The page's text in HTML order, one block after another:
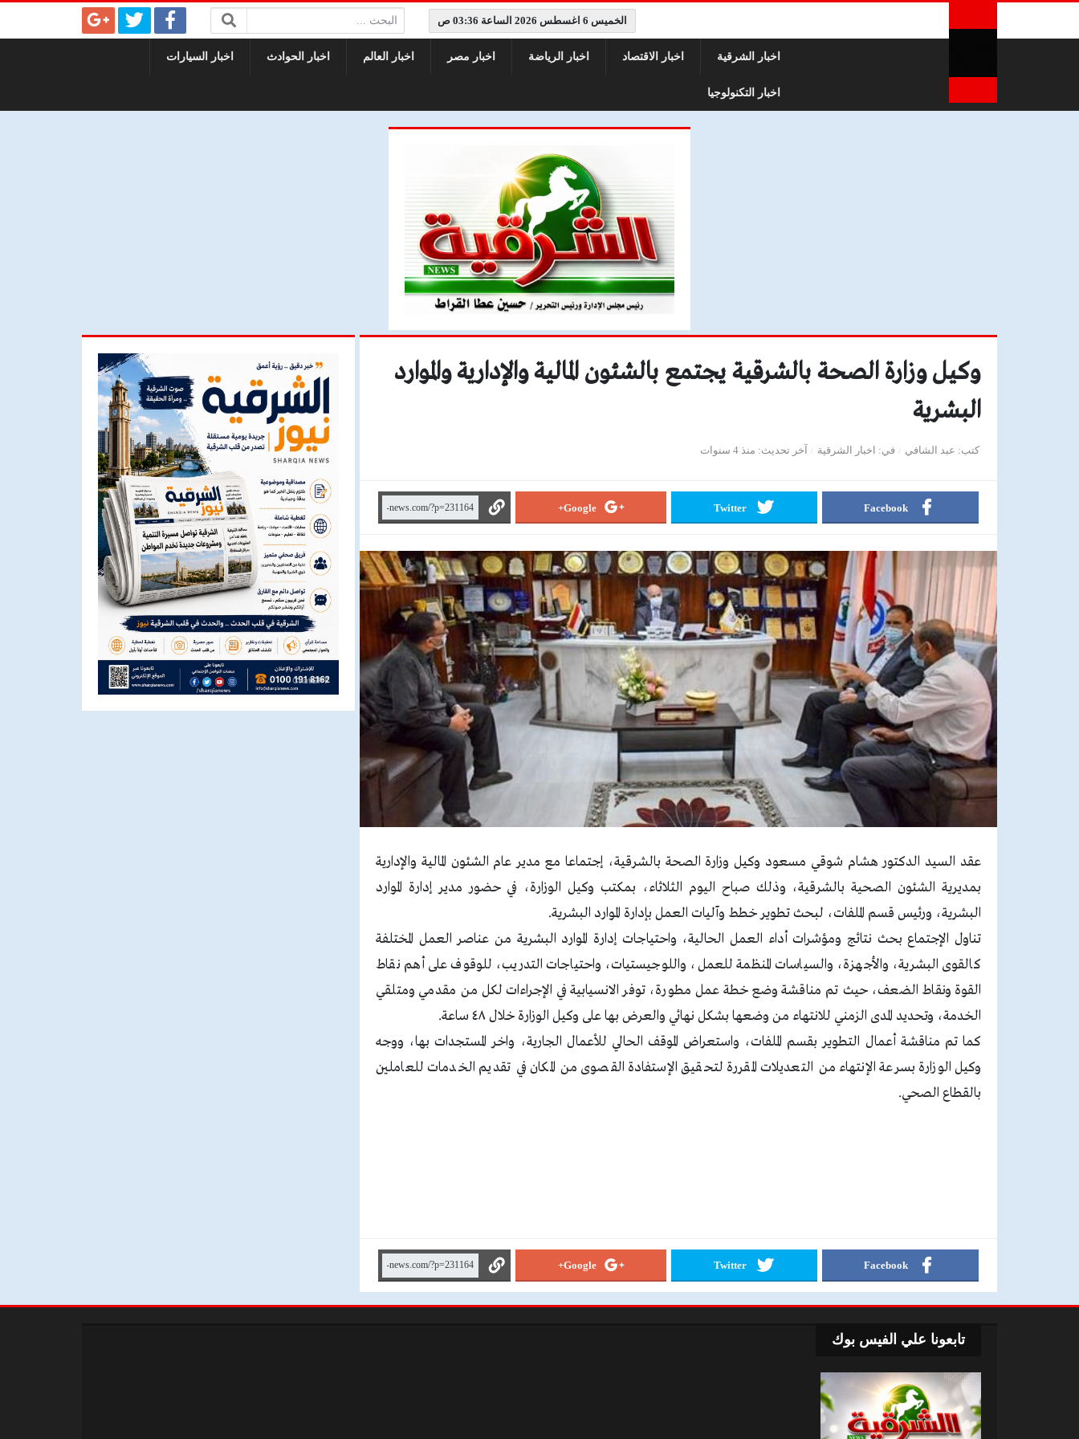
الخميس 6 اغسطس 2026 الساعة 03:36 ص البحث:
اخبار الشرقية اخبار الاقتصاد اخبار الرياضة اخبار مصر اخبار العالم اخبار الحوادث اخبار السيارات
اخبار التكنولوجيا
وكيل وزارة الصحة بالشرقية يجتمع بالشئون المالية والإدارية والموارد
البشرية
كتب عبد الشافي في اخبار الشرقية آخر تحديث منذ 4 سنوات
Facebook
Twitter
Google+
عقد السيد الدكتور هشام شوقي مسعود وكيل وزارة الصحة بالشرقية، إجتماعا مع مدير عام الشئون المالية والإدارية
بمديرية الشئون الصحية بالشرقية، وذلك صباح اليوم الثلاثاء، بمكتب وكيل الوزارة، في حضور مدير إدارة الموارد
البشرية، ورئيس قسم الملفات، لبحث تطوير خطط وآليات العمل بإدارة الموارد البشرية.
تناول الإجتماع بحث نتائج ومؤشرات أداء العمل الحالية، واحتياجات إدارة الموارد البشرية من عناصر العمل المختلفة
كالقوى البشرية، والأجهزة، والسياسات المنظمة للعمل، واللوجيستيات، واحتياجات التدريب، للوقوف على أهم نقاط
القوة ونقاط الضعف، حيث تم مناقشة وضع خطة عمل مطورة، توفر الانسيابية في الإجراءات لكل من مقدمي ومتلقي
الخدمة، وتحديد المدى الزمني للانتهاء من وضعها بشكل نهائي والعرض بها على وكيل الوزارة خلال ٤٨ ساعة.
كما تم مناقشة أعمال التطوير بقسم الملفات، واستعراض الموقف الحالي للأعمال الجارية، واخر المستجدات بها، ووجه
وكيل الوزارة بسرعة الإنتهاء من التعديلات المقررة لتحقيق الإستفادة القصوى من المكان في تقديم الخدمات للعاملين
بالقطاع الصحي.
Facebook
Twitter
Google+
تابعونا علي الفيس بوك